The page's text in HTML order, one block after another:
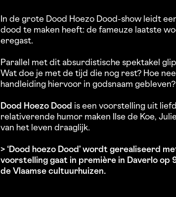
In de grote Dood Hoezo Dood-show leidt
dood te maken heeft: de fameuze laatste
eregast.
Parallel met dit absurdistische spektakel
Wat doe je met de tijd die nog rest? Hoe
handleiding hiervoor in godsnaam gebleven?
Dood Hoezo Dood is een voorstelling uit
relativerende humor maken Ilse de Koe,
van het leven draaglijk.
> ‘Dood hoezo Dood’ wordt gerealiseerd
voorstelling gaat in première in Daverlo op
de Vlaamse cultuurhuizen.